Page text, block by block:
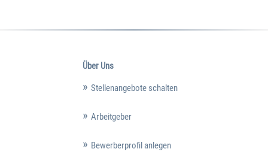
Über Uns
Stellenangebote schalten
Arbeitgeber
Bewerberprofil anlegen